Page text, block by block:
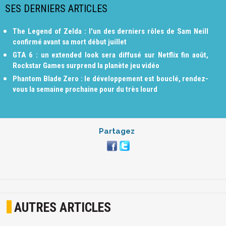
SES DERNIERS ARTICLES
The Legend of Zelda : l'un des derniers rôles de Sam Neill
confirmé avant sa mort début juillet
GTA 6 : un extended look sera diffusé sur Netflix fin août,
Rockstar Games surprend la planète jeu vidéo
Phantom Blade Zero : le développement est bouclé, rendez-
vous la semaine prochaine pour du très lourd
Partagez
AUTRES ARTICLES